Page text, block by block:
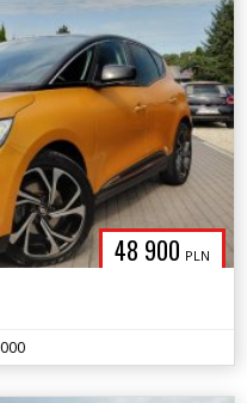
48 900 PLN